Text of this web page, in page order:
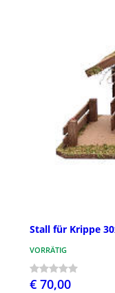
Stall für Krippe
VORRÄTIG
€ 70,00